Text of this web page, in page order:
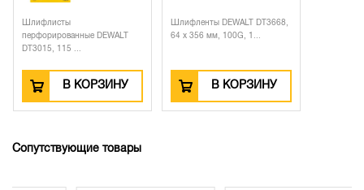
Шлифлисты
перфорированные DEWALT
DT3015, 115 ...
В КОРЗИНУ
Шлифленты DEWALT DT3668,
64 x 356 мм, 100G, 1...
В КОРЗИНУ
Сопутствующие товары